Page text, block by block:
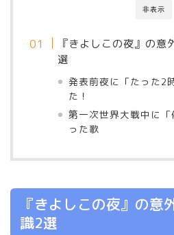
非表示
『きよしこの夜』の
選
発表前夜に「たった2
た！
第一次世界大戦中に
った歌
『きよしこの夜』の意
識2選